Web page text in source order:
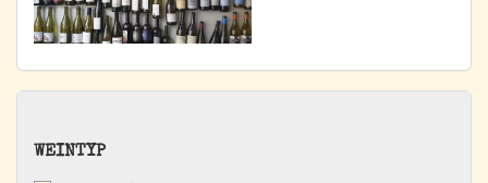
WEINTYP
WEINTYP